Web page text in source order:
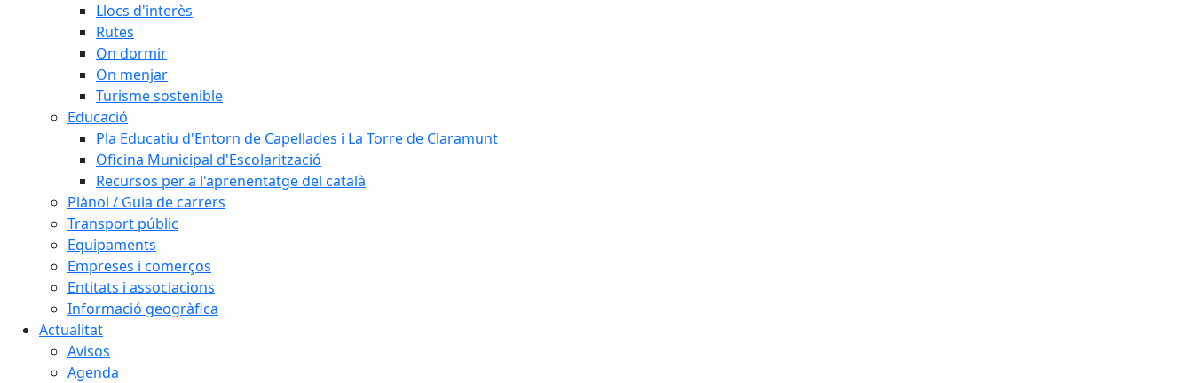
Llocs d'interès
Rutes
On dormir
On menjar
Turisme sostenible
Educació
Pla Educatiu d'Entorn de Capellades i La Torre de Claramunt
Oficina Municipal d'Escolarització
Recursos per a l'aprenentatge del català
Plànol / Guia de carrers
Transport públic
Equipaments
Empreses i comerços
Entitats i associacions
Informació geogràfica
Actualitat
Avisos
Agenda